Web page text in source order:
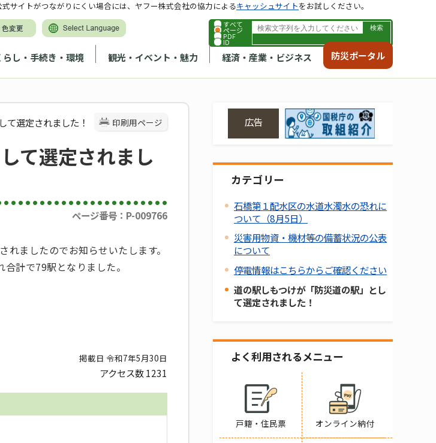
すべて
ページ
PDF
ID
らし・手続き・環境 観光・イベント・魅力 経済・産業・ビジネス 防災ポータル
式サイトがつながりにくい場合には、ヤフー株式会社の協力によるキャッシュサイトをお試しください。
印刷用ページ
て選定されました！
て選定されまし
ページ番号：P-009766
ましたのでお知らせいたします。
計で79駅となりました。
掲載日 令和7年5月30日
アクセス数1231
広告
カテゴリー
石橋第１配水区の水道水濁水の恐れに
ついて（8月5日）
災害用物資・機材等の備蓄状況の公表
について
停電情報はこちらからご確認ください
道の駅しもつけが「防災道の駅」とし
て選定されました！
よく利用されるメニュー
戸籍・住民票 オンライン納付